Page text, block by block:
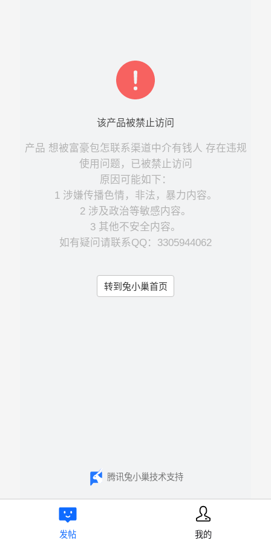
该产品被禁止访问
产品 想被富豪包怎联系渠道中介有钱人 存在违规
使用问题，已被禁止访问
原因可能如下：
1 涉嫌传播色情，非法，暴力内容。
2 涉及政治等敏感内容。
3 其他不安全内容。
如有疑问请联系QQ：3305944062
转到兔小巢首页
腾讯兔小巢技术支持
发帖 我的